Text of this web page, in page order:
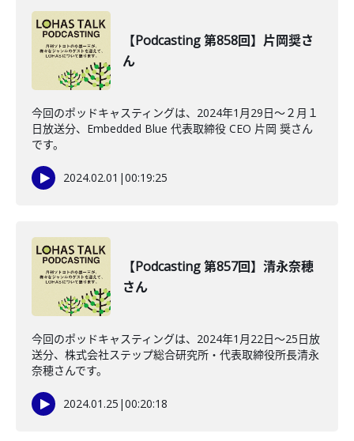
【Podcasting 第858回】片岡奨さ
ん
今回のポッドキャスティングは、2024年1月29日〜２月１
日放送分、Embedded Blue 代表取締役 CEO 片岡 奨さん
です。
2024.02.01 |00:19:25
【Podcasting 第857回】清永奈穂
さん
今回のポッドキャスティングは、2024年1月22日〜25日放
送分、株式会社ステップ総合研究所・代表取締役所長清永
奈穂さんです。
2024.01.25 |00:20:18